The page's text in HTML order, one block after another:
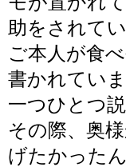
助をされて
ご本人が食
書かれてい
一つひとつ
その際、奥
げたかった